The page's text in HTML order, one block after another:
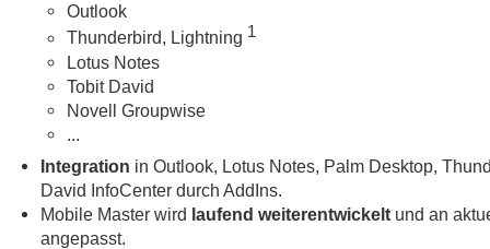
Outlook
Thunderbird, Lightning 1
Lotus Notes
Tobit David
Novell Groupwise
...
Integration in Outlook, Lotus Notes, Palm Desktop,
David InfoCenter durch AddIns.
Mobile Master wird laufend weiterentwickelt und an
angepasst.